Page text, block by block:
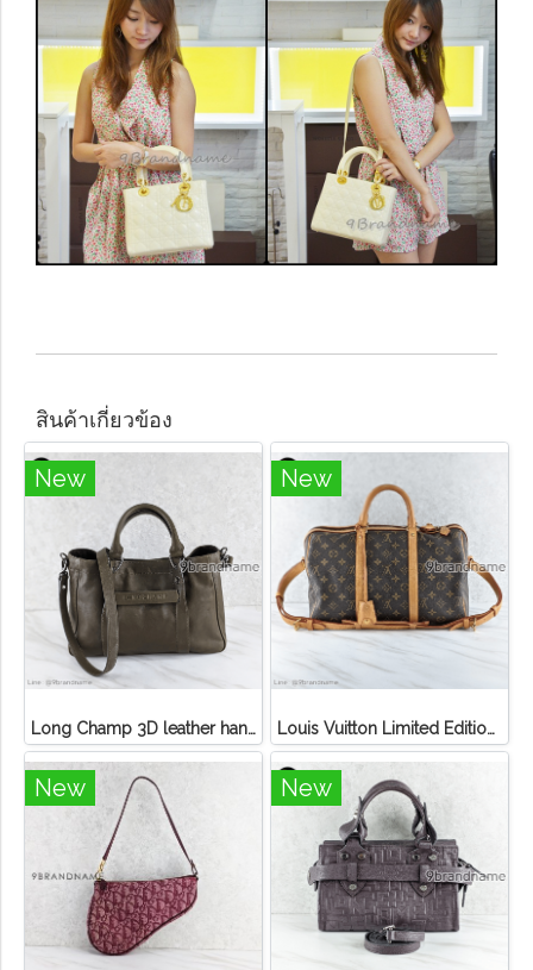
สินค้าเกี่ยวข้อง
New
Long Champ 3D leather handbag
New
Louis Vuitton Limited Edition Monogram Canvas Sofia Coppola SC Bag
New New